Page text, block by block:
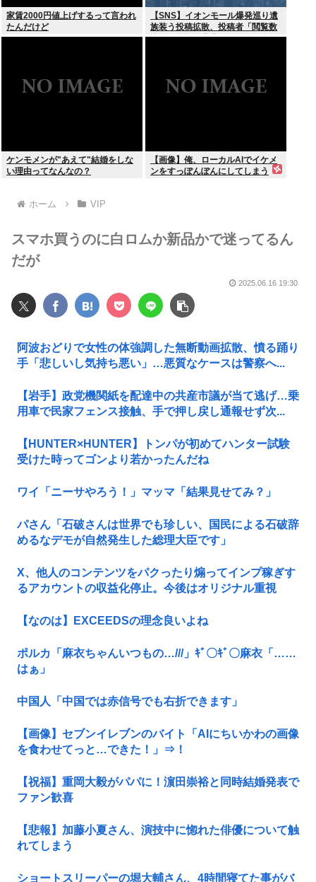
家賃2000円値上げするって言われ
たんだけど
【SNS】イオンモール爆発巡り遺
族装う投稿拡散、投稿者「閲覧数
稼ぎや承認欲求止まらなくなっ
ケンモメンが"あえて"結婚をしな
い理由ってなんなの？
【画像】俺、ローカルAIでイケメ
ンをすっぽんぽんにしてしまう
ホーム VIP
スマホ買うのに白ロムか新品かで迷ってるん
だが
2025.06.16 19:30
阿波おどりで女性の体強調した無断動画拡散、憤る踊り
手「悲しいし気持ち悪い」…悪質なケースは警察へ...
【岩手】政党機関紙を配達中の共産市議が当て逃げ…乗
用車で民家フェンス接触、手で押し戻し通報せず次...
【HUNTER×HUNTER】トンパが初めてハンター試験
受けた時ってゴンより若かったんだね
ワイ「ニーサやろう！」マッマ「結果見せてみ？」
パさん「石破さんは世界でも珍しい、国民による石破辞
めるなデモが自然発生した総理大臣です」
X、他人のコンテンツをパクったり煽ってインプ稼ぎす
るアカウントの収益化停止。今後はオリジナル重視
【なのは】EXCEEDSの理念良いよね
ポルカ「麻衣ちゃんいつもの…///」ｷﾞ〇ｷﾞ〇麻衣「……
はぁ」
中国人「中国では赤信号でも右折できます」
【画像】セブンイレブンのバイト「AIにちいかわの画像
を食わせてっと…できた！」⇒！
【祝福】重岡大毅がパパに！濵田崇裕と同時結婚発表で
ファン歓喜
【悲報】加藤小夏さん、演技中に惚れた俳優について触
れてしまう
ショートスリーパーの堀大輔さん、4時間寝てた事がバ